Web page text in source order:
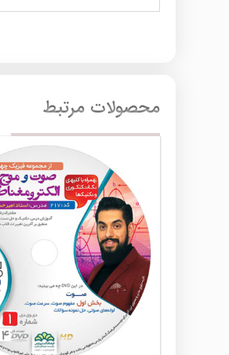
محصولات مرتبط